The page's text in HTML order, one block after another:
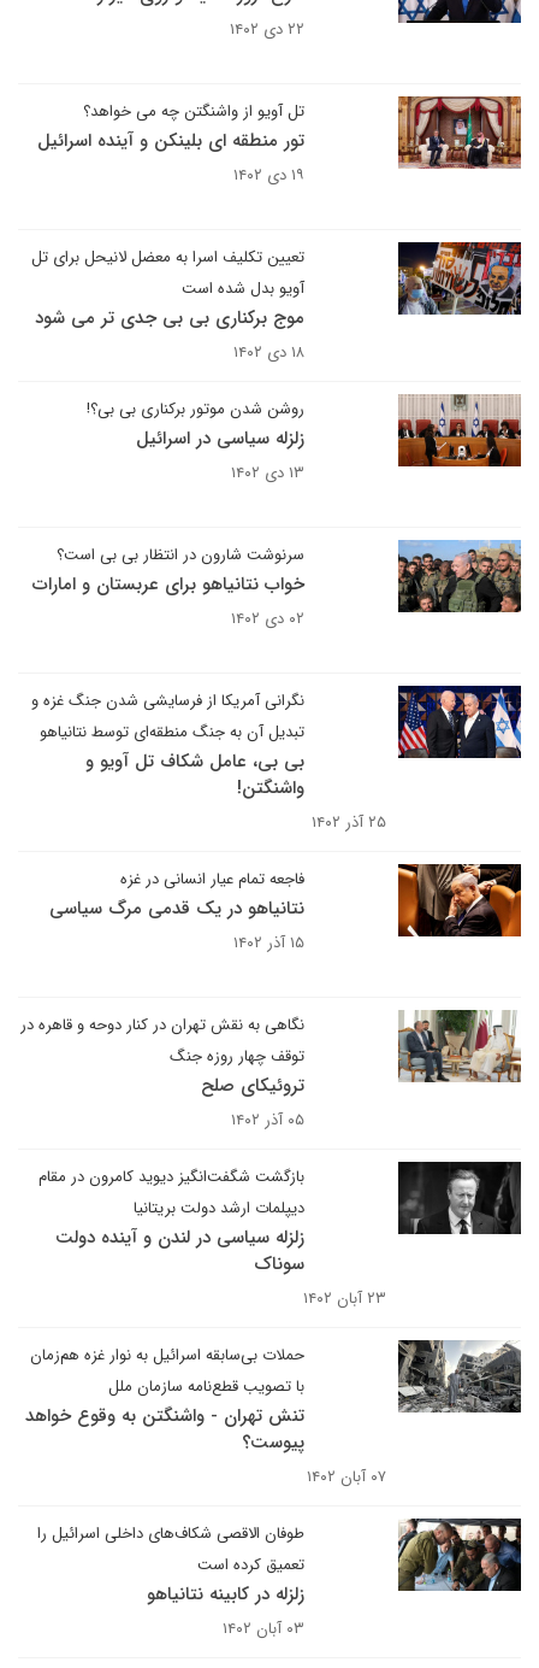
۲۲ دی ۱۴۰۲
تل آویو از واشنگتن چه می خواهد؟
تور منطقه ای بلینکن و آینده اسرائیل
۱۹ دی ۱۴۰۲
تعیین تکلیف اسرا به معضل لانیحل برای تل
آویو بدل شده است
موج برکناری بی بی جدی تر می شود
۱۸ دی ۱۴۰۲
روشن شدن موتور برکناری بی بی؟!
زلزله سیاسی در اسرائیل
۱۳ دی ۱۴۰۲
سرنوشت شارون در انتظار بی بی است؟
خواب نتانیاهو برای عربستان و امارات
۰۲ دی ۱۴۰۲
نگرانی آمریکا از فرسایشی شدن جنگ غزه و
تبدیل آن به جنگ منطقه‌ای توسط نتانیاهو
بی بی، عامل شکاف تل آویو و
واشنگتن!
۲۵ آذر ۱۴۰۲
فاجعه تمام عیار انسانی در غزه
نتانیاهو در یک قدمی مرگ سیاسی
۱۵ آذر ۱۴۰۲
نگاهی به نقش تهران در کنار دوحه و قاهره در
توقف چهار روزه جنگ
تروئیکای صلح
۰۵ آذر ۱۴۰۲
بازگشت شگفت‌انگیز دیوید کامرون در مقام
دیپلمات ارشد دولت بریتانیا
زلزله سیاسی در لندن و آینده دولت
سوناک
۲۳ آبان ۱۴۰۲
حملات بی‌سابقه اسرائیل به نوار غزه هم‌زمان
با تصویب قطع‌نامه سازمان ملل
تنش تهران - واشنگتن به وقوع خواهد
پیوست؟
۰۷ آبان ۱۴۰۲
طوفان الاقصی شکاف‌های داخلی اسرائیل را
تعمیق کرده است
زلزله در کابینه نتانیاهو
۰۳ آبان ۱۴۰۲